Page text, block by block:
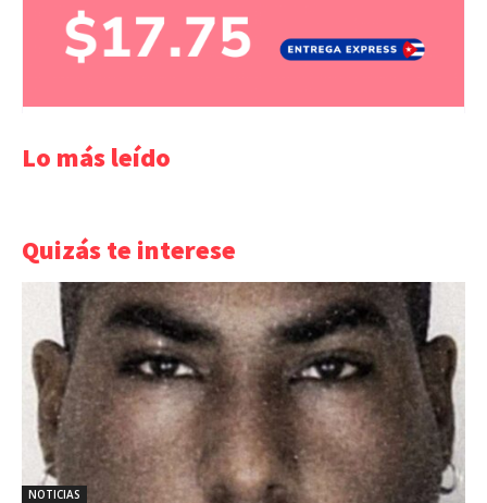
Lo más leído
Quizás te interese
NOTICIAS